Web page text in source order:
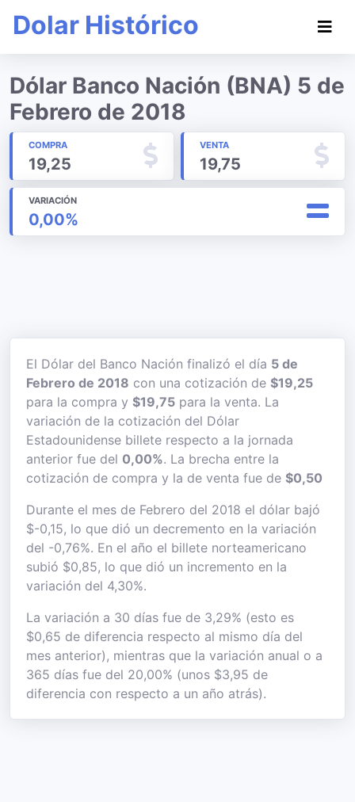
Dolar Histórico
Dólar Banco Nación (BNA) 5 de
Febrero de 2018
COMPRA
19,25
VENTA
19,75
VARIACIÓN
0,00%
El Dólar del Banco Nación finalizó el día 5 de
Febrero de 2018 con una cotización de $19,25
para la compra y $19,75 para la venta. La
variación de la cotización del Dólar
Estadounidense billete respecto a la jornada
anterior fue del 0,00%. La brecha entre la
cotización de compra y la de venta fue de $0,50
Durante el mes de Febrero del 2018 el dólar bajó
$-0,15, lo que dió un decremento en la variación
del -0,76%. En el año el billete norteamericano
subió $0,85, lo que dió un incremento en la
variación del 4,30%.
La variación a 30 días fue de 3,29% (esto es
$0,65 de diferencia respecto al mismo día del
mes anterior), mientras que la variación anual o a
365 días fue del 20,00% (unos $3,95 de
diferencia con respecto a un año atrás).